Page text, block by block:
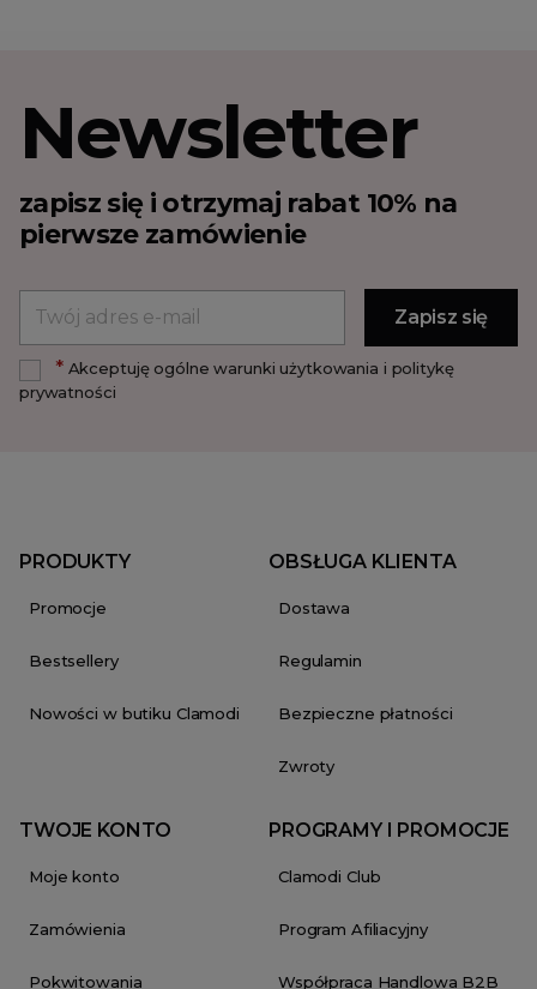
Newsletter
zapisz się i otrzymaj rabat 10% na
pierwsze zamówienie
*Akceptuję ogólne warunki użytkowania i politykę
prywatności
PRODUKTY
Promocje
Bestsellery
Nowości w butiku Clamodi
OBSŁUGA KLIENTA
Dostawa
Regulamin
Bezpieczne płatności
Zwroty
TWOJE KONTO
Moje konto
Zamówienia
Pokwitowania
PROGRAMY I PROMOCJE
Clamodi Club
Program Afiliacyjny
Współpraca Handlowa B2B